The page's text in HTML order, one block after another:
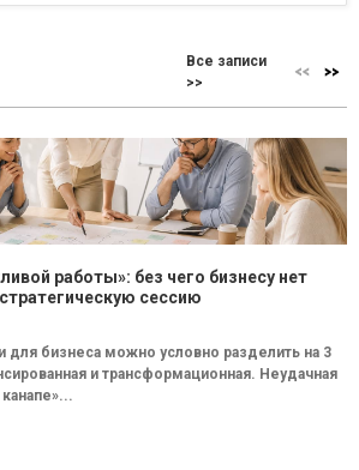
Все записи
>>
работы»: без чего бизнесу нет
сессию
для бизнеса можно условно разделить на 3
и трансформационная. Неудачная